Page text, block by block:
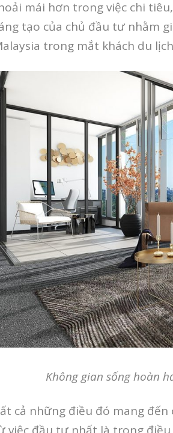
mái hơn trong việc chi
tạo của chủ đầu tư nhằm
trong mắt khách du
Không gian sống hoàn
cả những điều đó mang
việc đầu tư nhất là trong